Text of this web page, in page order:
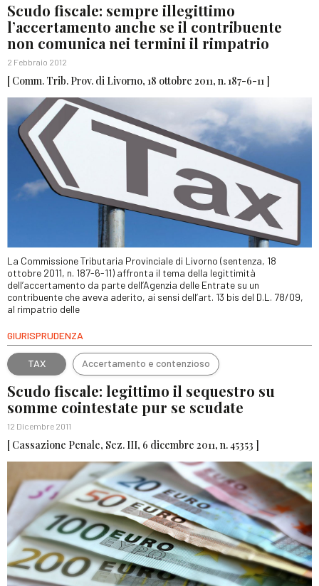
Scudo fiscale: sempre illegittimo
l’accertamento anche se il contribuente
non comunica nei termini il rimpatrio
2 Febbraio 2012
[ Comm. Trib. Prov. di Livorno, 18 ottobre 2011, n. 187-6-11 ]
La Commissione Tributaria Provinciale di Livorno (sentenza, 18
ottobre 2011, n. 187-6-11) affronta il tema della legittimità
dell’accertamento da parte dell’Agenzia delle Entrate su un
contribuente che aveva aderito, ai sensi dell’art. 13 bis del D.L. 78/09,
al rimpatrio delle
GIURISPRUDENZA
TAX Accertamento e contenzioso
Scudo fiscale: legittimo il sequestro su
somme cointestate pur se scudate
12 Dicembre 2011
[ Cassazione Penale, Sez. III, 6 dicembre 2011, n. 45353 ]